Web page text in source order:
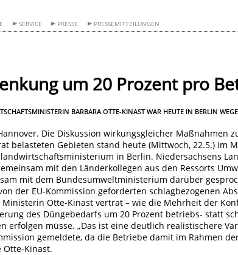
SERVICE PRESSE PRESSEMITTEILUNGEN
um 20 Prozent pro
BARBARA OTTE-KINAST WAR HEUTE IN BERLIN
Die Diskussion wirkungsgleicher Maßnahmen
belasteten Gebieten stand heute (Mittwoch, 22.5.) im
in Berlin. Niedersachsens
mit den Länderkollegen aus den Ressorts
mit dem Bundesumweltministerium darüber
der EU-Kommission geforderten schlagbezogenen
Otte-Kinast vertrat – wie die Mehrheit der
des Düngebedarfs um 20 Prozent betriebs- statt
erfolgen müsse. „Das ist eine deutlich realistischere
gemeldete, da die Betriebe damit im Rahmen
Otte-Kinast.